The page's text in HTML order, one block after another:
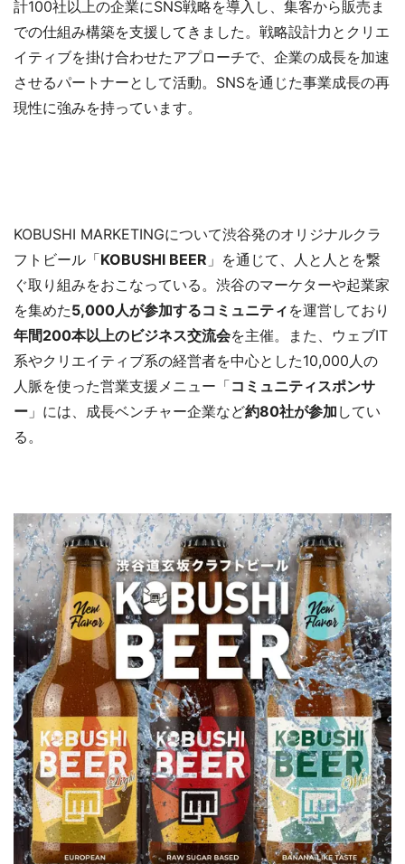
計100社以上の企業にSNS戦略を導入し、集客から販売ま
での仕組み構築を支援してきました。戦略設計力とクリエ
イティブを掛け合わせたアプローチで、企業の成長を加速
させるパートナーとして活動。SNSを通じた事業成長の再
現性に強みを持っています。
KOBUSHI MARKETINGについて渋谷発のオリジナルクラ
フトビール「KOBUSHI BEER 」を通じて、人と人とを繋
ぐ取り組みをおこなっている。渋谷のマーケターや起業家
を集めた5,000人が参加するコミュニティ を運営しており
年間200本以上のビジネス交流会を主催。また、ウェブIT
系やクリエイティブ系の経営者を中心とした10,000人の
人脈を使った営業支援メニュー「コミュニティスポンサ
ー 」には、成長ベンチャー企業など約80社が参加 してい
る。